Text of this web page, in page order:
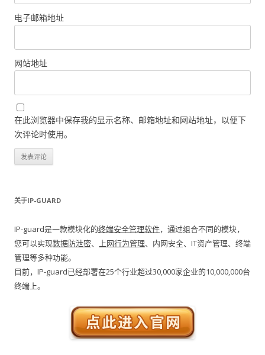
电子邮箱地址
网站地址
在此浏览器中保存我的显示名称、邮箱地址和网站地址，以便下
次评论时使用。
关于IP-GUARD
IP-guard是一款模块化的终端安全管理软件，通过组合不同的模块，
您可以实现数据防泄密、 上网行为管理、内网安全、IT资产管理、终端
管理等多种功能。
目前，IP-guard已经部署在25个行业超过30,000家企业的10,000,000台
终端上。